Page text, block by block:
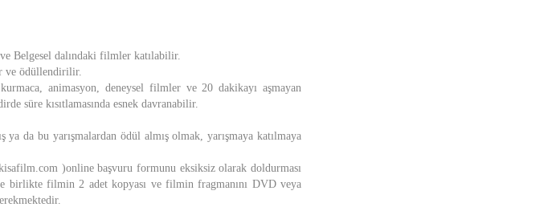
Belgesel dalındaki filmler katılabilir.
ve ödüllendirilir.
animasyon, deneysel filmler ve 20 dakikayı aşmayan
süre kısıtlamasında esnek davranabilir.
ya da bu yarışmalardan ödül almış olmak, yarışmaya katılmaya
)online başvuru formunu eksiksiz olarak doldurması
birlikte filmin 2 adet kopyası ve filmin fragmanını DVD veya